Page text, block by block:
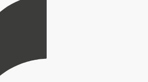
und Informationen zu